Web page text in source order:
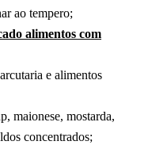
ao tempero;
alimentos com
e alimentos
maionese, mostarda,
concentrados;